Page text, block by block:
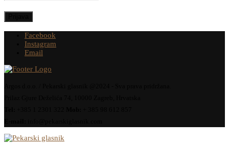
Facebook
Instagram
Email